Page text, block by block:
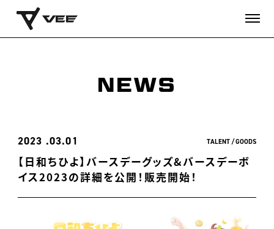
NEWS
2023 03.01 TALENT GOODS
【日和ちひよ】バースデーグッズ&バースデーボ
イス2023の詳細を公開！販売開始！